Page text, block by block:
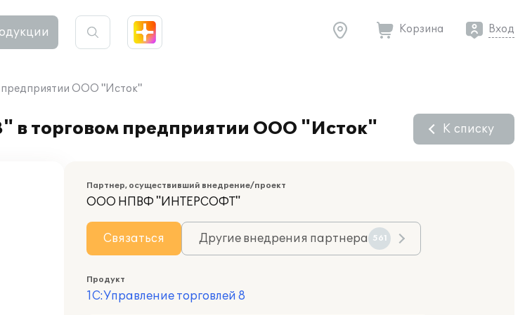
Корзина Вход
предприятии ООО "Исток"
в торговом предприятии ООО "Исток" К списку
Партнер, осуществивший внедрение/проект
ООО НПВФ "ИНТЕРСОФТ"
Связаться Другие внедрения партнера 561
Продукт
1С:Управление торговлей 8